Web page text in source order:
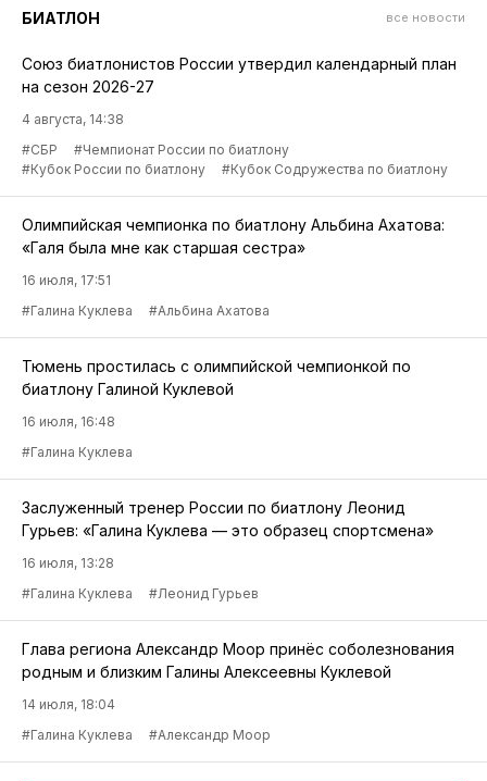
БИАТЛОН все новости
Союз биатлонистов России утвердил календарный план
на сезон 2026-27
4 августа, 14:38
#СБР
#Чемпионат России по биатлону
#Кубок России по биатлону
#Кубок Содружества по биатлону
Олимпийская чемпионка по биатлону Альбина Ахатова:
«Галя была мне как старшая сестра»
16 июля, 17:51
#Галина Куклева
#Альбина Ахатова
Тюмень простилась с олимпийской чемпионкой по
биатлону Галиной Куклевой
16 июля, 16:48
#Галина Куклева
Заслуженный тренер России по биатлону Леонид
Гурьев: «Галина Куклева — это образец спортсмена»
16 июля, 13:28
#Галина Куклева
#Леонид Гурьев
Глава региона Александр Моор принёс соболезнования
родным и близким Галины Алексеевны Куклевой
14 июля, 18:04
#Галина Куклева
#Александр Моор